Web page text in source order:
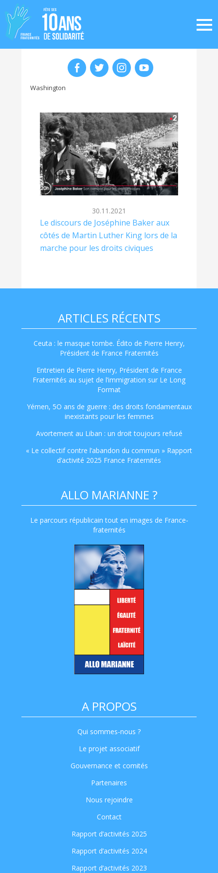
Washington
30.11.2021
Le discours de Joséphine Baker aux
côtés de Martin Luther King lors de la
marche pour les droits civiques
ARTICLES RÉCENTS
Ceuta : le masque tombe. Édito de Pierre Henry,
Président de France Fraternités
Entretien de Pierre Henry, Président de France
Fraternités au sujet de l’immigration sur Le Long
Format
Yémen, 5O ans de guerre : des droits fondamentaux
inexistants pour les femmes
Avortement au Liban : un droit toujours refusé
« Le collectif contre l’abandon du commun » Rapport
d’activité 2025 France Fraternités
ALLO MARIANNE ?
Le parcours républicain tout en images de France-
fraternités
A PROPOS
Qui sommes-nous ?
Le projet associatif
Gouvernance et comités
Partenaires
Nous rejoindre
Contact
Rapport d’activités 2025
Rapport d’activités 2024
Rapport d’activités 2023